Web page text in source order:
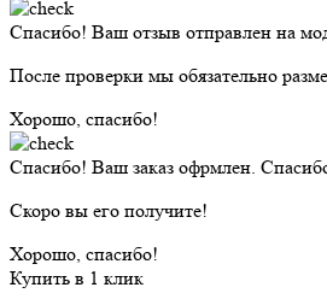
Спасибо! Ваш отзыв отправлен на
После проверки мы обязательно
Хорошо, спасибо!
Спасибо! Ваш заказ офрмлен. Спасибо
Скоро вы его получите!
Хорошо, спасибо!
Купить в 1 клик